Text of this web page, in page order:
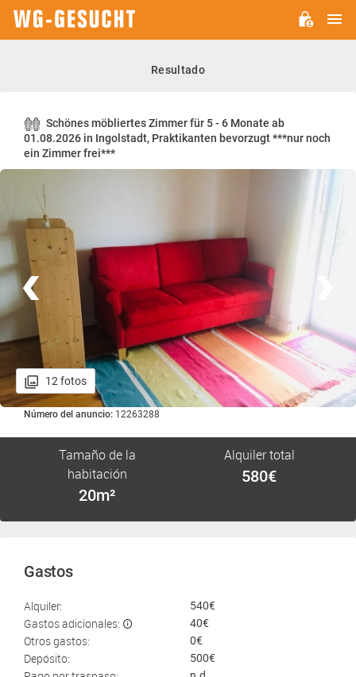
Resultado
Schönes möbliertes Zimmer für 5 - 6 Monate ab
01.08.2026 in Ingolstadt, Praktikanten bevorzugt ***nur noch
ein Zimmer frei***
12 fotos
Número del anuncio: 12263288
Tamaño de la
habitación
20m²
Alquiler total
580€
Gastos
Alquiler: 540€
Gastos adicionales: 40€
Otros gastos: 0€
Depósito: 500€